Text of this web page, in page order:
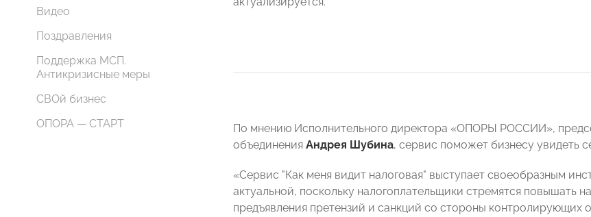
Видео
Поздравления
Поддержка МСП.
Антикризисные меры
СВОй бизнес
ОПОРА — СТАРТ
По мнению Исполнительного директора «ОПОРЫ РОССИИ»,
объединения Андрея Шубина, сервис поможет бизнесу увидеть
«Сервис "Как меня видит налоговая" выступает своеобразным
актуальной, поскольку налогоплательщики стремятся повышать
предъявления претензий и санкций со стороны контролирующих